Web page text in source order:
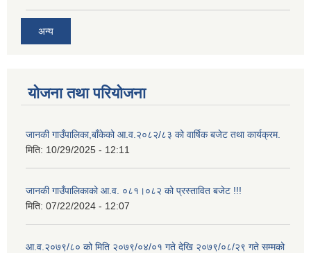
अन्य
योजना तथा परियोजना
जानकी गाउँपालिका,बाँकेको आ.व.२०८२/८३ को वार्षिक बजेट तथा कार्यक्रम.
मिति: 10/29/2025 - 12:11
जानकी गाउँपालिकाको आ.व. ०८१।०८२ को प्रस्तावित बजेट !!!
मिति: 07/22/2024 - 12:07
आ.व.२०७९/८० को मिति २०७९/०४/०१ गते देखि २०७९/०८/२९ गते सम्मको